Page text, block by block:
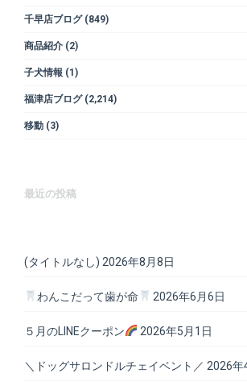
千早店ブログ(849)
商品紹介(2)
子犬情報 (1)
福津店ブログ(2,214)
移動(3)
最近の投稿
(タイトルなし) 2026年8月8日
わんこだって歯が命 2026年6月6日
５月のLINEクーポン 2026年5月1日
＼ドッグサロンドルチェイベント／ 2026年